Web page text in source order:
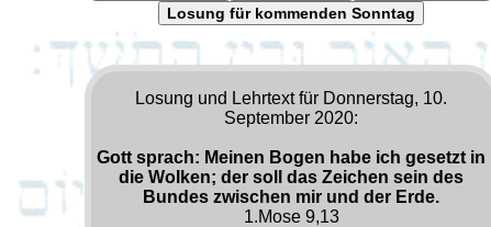
Losung für kommenden Sonntag
Losung und Lehrtext für Donnerstag, 10.
September 2020:
Gott sprach: Meinen Bogen habe ich gesetzt in
die Wolken; der soll das Zeichen sein des
Bundes zwischen mir und der Erde.
1.Mose 9,13